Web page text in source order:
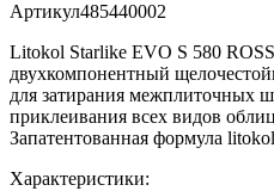
Артикул485440002
Litokol Starlike EVO S 580
двухкомпонентный
для затирания межплиточных
приклеивания всех видов
Запатентованная формула
Характеристики: